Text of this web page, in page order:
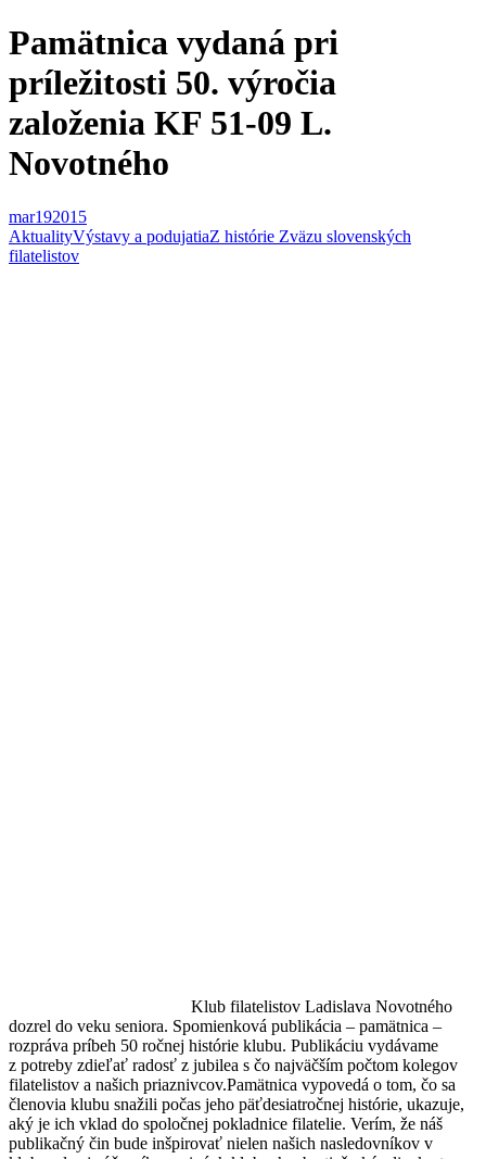
Pamätnica vydaná pri
príležitosti 50. výročia
založenia KF 51-09 L.
Novotného
mar192015
AktualityVýstavy a podujatiaZ histórie Zväzu slovenských
filatelistov
Klub filatelistov Ladislava Novotného
dozrel do veku seniora. Spomienková publikácia – pamätnica –
rozpráva príbeh 50 ročnej histórie klubu. Publikáciu vydávame
z potreby zdieľať radosť z jubilea s čo najväčším počtom kolegov
filatelistov a našich priaznivcov.Pamätnica vypovedá o tom, čo sa
členovia klubu snažili počas jeho päťdesiatročnej histórie, ukazuje,
aký je ich vklad do spoločnej pokladnice filatelie. Verím, že náš
publikačný čin bude inšpirovať nielen našich nasledovníkov v